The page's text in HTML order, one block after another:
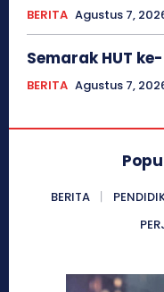
BERITA Agustus 7,
Semarak HUT ke-
BERITA Agustus 7,
BERITA